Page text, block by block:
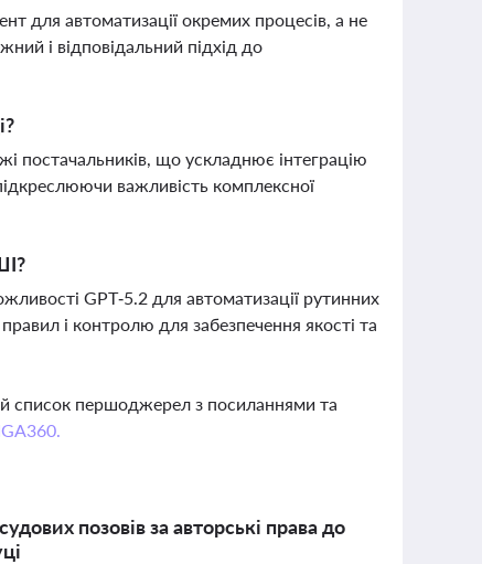
для автоматизації окремих процесів, а не
і відповідальний підхід до
постачальників, що ускладнює інтеграцію
важливість комплексної
GPT‑5.2 для автоматизації рутинних
і контролю для забезпечення якості та
список першоджерел з посиланнями та
позовів за авторські права до